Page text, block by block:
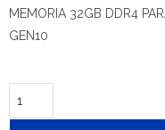
MEMORIA 32GB DDR4
GEN10